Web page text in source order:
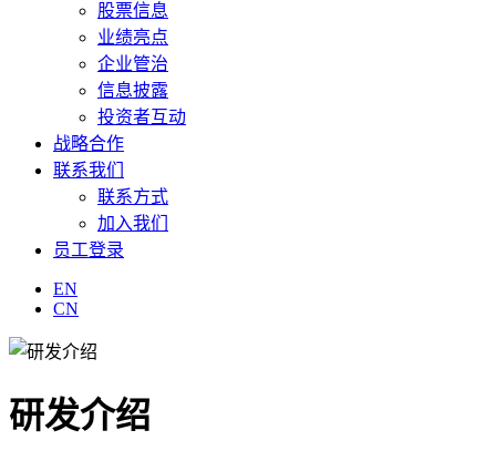
股票信息
业绩亮点
企业管治
信息披露
投资者互动
战略合作
联系我们
联系方式
加入我们
员工登录
EN
CN
研发介绍